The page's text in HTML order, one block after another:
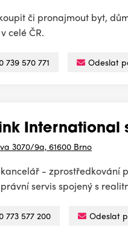
či pronajmout byt,
celé ČR.
739 570 771 Odeslat
International
3070/9a, 61600 Brno
- zprostředkování
servis spojený s
773 577 200 Odeslat